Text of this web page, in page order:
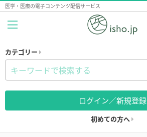
医学・医療の電子コンテンツ配信サービス
カテゴリー
ログイン／新規登録
初めての方へ